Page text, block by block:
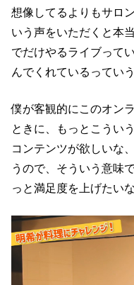
想像してるよりもサロ
いう声をいただくと本
でだけやるライブって
んでくれているってい
僕が客観的にこのオン
ときに、もっとこうい
コンテンツが欲しいな
うので、そういう意味
っと満足度を上げたい